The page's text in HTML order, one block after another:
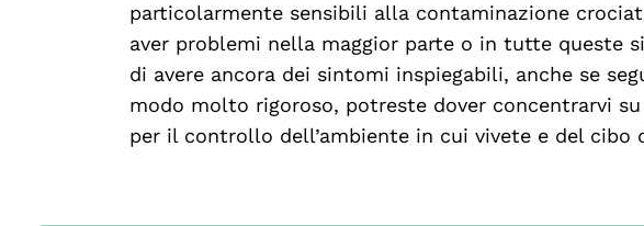
particolarmente sensibili alla contaminazione
aver problemi nella maggior parte o in tutte queste
di avere ancora dei sintomi inspiegabili, anche se
modo molto rigoroso, potreste dover concentrarvi
per il controllo dell’ambiente in cui vivete e del cibo